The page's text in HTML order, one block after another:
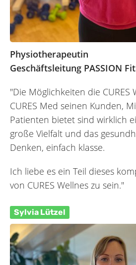
Physiotherapeutin
Geschäftsleitung PASSION
"Die Möglichkeiten die CURES
CURES Med seinen Kunden,
Patienten bietet sind wirklich
große Vielfalt und das
Denken, einfach klasse.
Ich liebe es ein Teil dieses
von CURES Wellnes zu sein."
Sylvia Lützel